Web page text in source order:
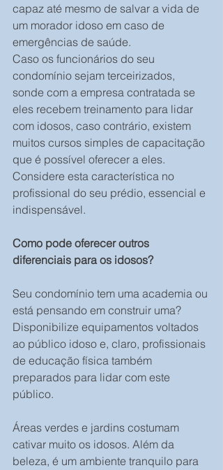
capaz até mesmo de salvar a vida de
um morador idoso em caso de
emergências de saúde.
Caso os funcionários do seu
condomínio sejam terceirizados,
sonde com a empresa contratada se
eles recebem treinamento para lidar
com idosos, caso contrário, existem
muitos cursos simples de capacitação
que é possível oferecer a eles.
Considere esta característica no
profissional do seu prédio, essencial e
indispensável.
Como pode oferecer outros
diferenciais para os idosos?
Seu condomínio tem uma academia ou
está pensando em construir uma?
Disponibilize equipamentos voltados
ao público idoso e, claro, profissionais
de educação física também
preparados para lidar com este
público.
Áreas verdes e jardins costumam
cativar muito os idosos. Além da
beleza, é um ambiente tranquilo para